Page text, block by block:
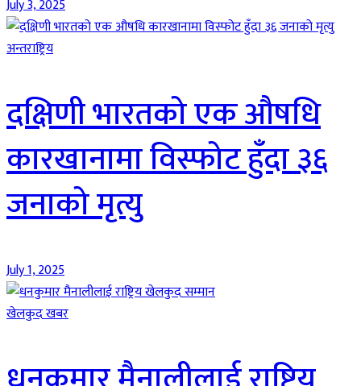
July 3, 2025
अन्तराष्ट्रिय
दक्षिणी भारतको एक औषधि
कारखानामा विस्फोट हुँदा ३६
जनाको मृत्यु
July 1, 2025
खेलकुद खबर